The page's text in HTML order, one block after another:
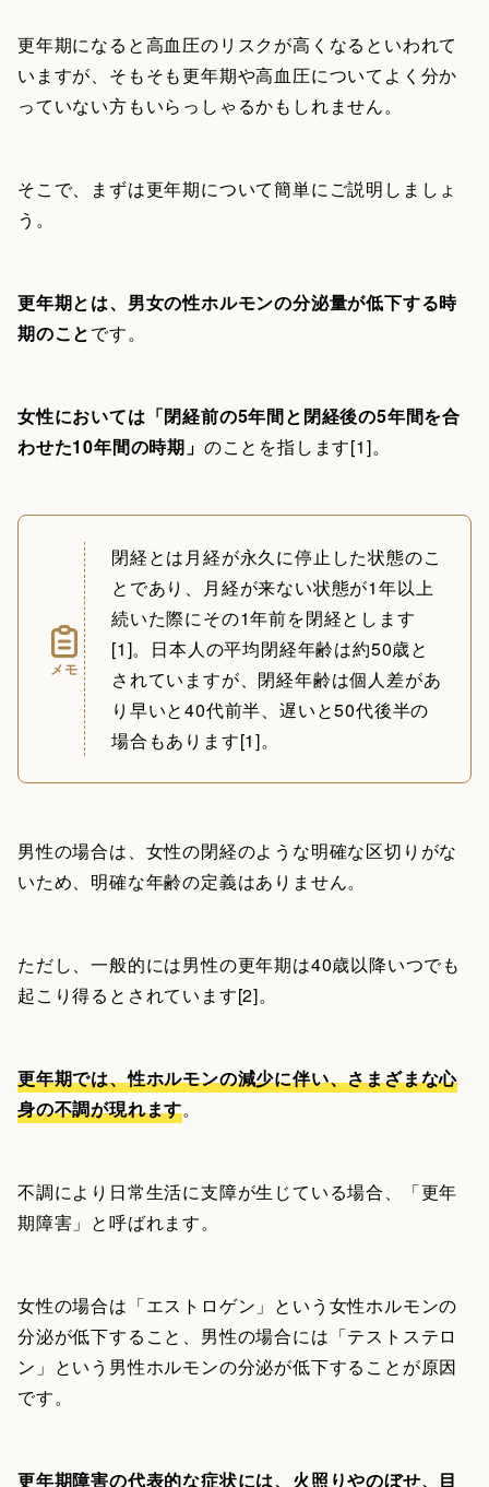
更年期になると高血圧のリスクが高くなるといわれて
いますが、そもそも更年期や高血圧についてよく分か
っていない方もいらっしゃるかもしれません。
そこで、まずは更年期について簡単にご説明しましょ
う。
更年期とは、男女の性ホルモンの分泌量が低下する時
期のことです。
女性においては「閉経前の5年間と閉経後の5年間を合
わせた10年間の時期」 のことを指します[1]。
メモ
閉経とは月経が永久に停止した状態のこ
とであり、月経が来ない状態が1年以上
続いた際にその1年前を閉経とします
[1]。日本人の平均閉経年齢は約50歳と
されていますが、閉経年齢は個人差があ
り早いと40代前半、遅いと50代後半の
場合もあります[1]。
男性の場合は、女性の閉経のような明確な区切りがな
いため、明確な年齢の定義はありません。
ただし、一般的には男性の更年期は40歳以降いつでも
起こり得るとされています[2]。
更年期では、性ホルモンの減少に伴い、さまざまな心
身の不調が現れます。
不調により日常生活に支障が生じている場合、「更年
期障害」と呼ばれます。
女性の場合は「エストロゲン」という女性ホルモンの
分泌が低下すること、男性の場合には「テストステロ
ン」という男性ホルモンの分泌が低下することが原因
です。
更年期障害の代表的な症状には、火照りやのぼせ、目